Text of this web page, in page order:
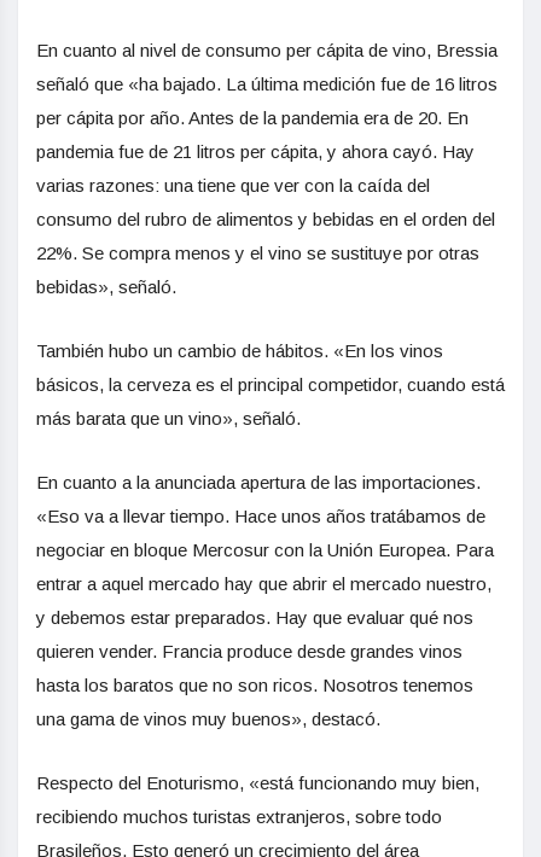
En cuanto al nivel de consumo per cápita de vino, Bressia
señaló que «ha bajado. La última medición fue de 16 litros
per cápita por año. Antes de la pandemia era de 20. En
pandemia fue de 21 litros per cápita, y ahora cayó. Hay
varias razones: una tiene que ver con la caída del
consumo del rubro de alimentos y bebidas en el orden del
22%. Se compra menos y el vino se sustituye por otras
bebidas», señaló.
También hubo un cambio de hábitos. «En los vinos
básicos, la cerveza es el principal competidor, cuando está
más barata que un vino», señaló.
En cuanto a la anunciada apertura de las importaciones.
«Eso va a llevar tiempo. Hace unos años tratábamos de
negociar en bloque Mercosur con la Unión Europea. Para
entrar a aquel mercado hay que abrir el mercado nuestro,
y debemos estar preparados. Hay que evaluar qué nos
quieren vender. Francia produce desde grandes vinos
hasta los baratos que no son ricos. Nosotros tenemos
una gama de vinos muy buenos», destacó.
Respecto del Enoturismo, «está funcionando muy bien,
recibiendo muchos turistas extranjeros, sobre todo
Brasileños. Esto generó un crecimiento del área